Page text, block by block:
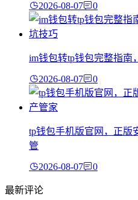
2026-08-07 0
im钱包转tp钱包完整指南
2026-08-07 0
tp钱包手机版官网，正版
管
2026-08-07 0
最新评论